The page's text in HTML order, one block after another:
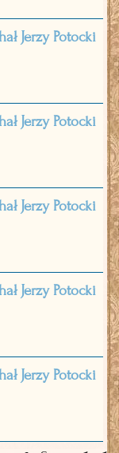
Jerzy Potocki
Jerzy Potocki
Jerzy Potocki
Jerzy Potocki
Jerzy Potocki